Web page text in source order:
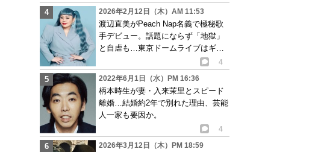
2026年2月12日（木）AM 11:53
渡辺直美がPeach Nap名義で極秘歌
手デビュー。話題にならず「地獄」
と自虐も…東京ドームライブはギネ
4
2022年6月1日（水）PM 16:36
柄本時生が妻・入来茉里とスピード
離婚…結婚約2年で別れた理由、芸能
人一家も要因か。
4
2026年3月12日（木）PM 18:59